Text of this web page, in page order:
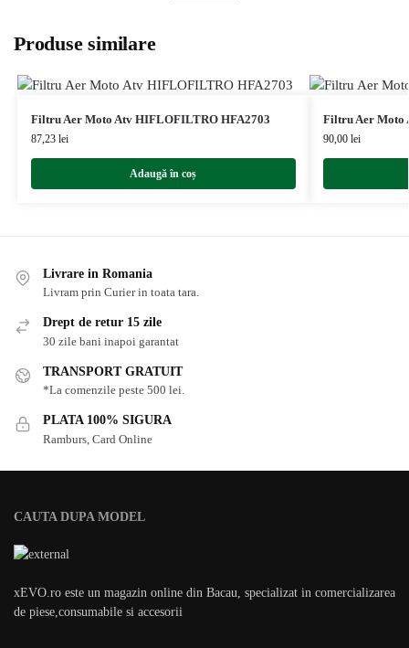
Produse similare
Filtru Aer Moto Atv HIFLOFILTRO HFA2703
87,23 lei
Adaugă în coș
Filtru Aer Moto
90,00 lei
Livrare in Romania
Livram prin Curier in toata tara.
Drept de retur 15 zile
30 zile bani inapoi garantat
TRANSPORT GRATUIT
*La comenzile peste 500 lei.
PLATA 100% SIGURA
Ramburs, Card Online
CAUTA DUPA MODEL
xEVO.ro este un magazin online din Bacau, specializat in comercializarea
de piese,consumabile si accesorii